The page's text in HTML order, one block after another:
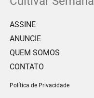
ASSINE
ANUNCIE
QUEM SOMOS
CONTATO
Política de Privacidade